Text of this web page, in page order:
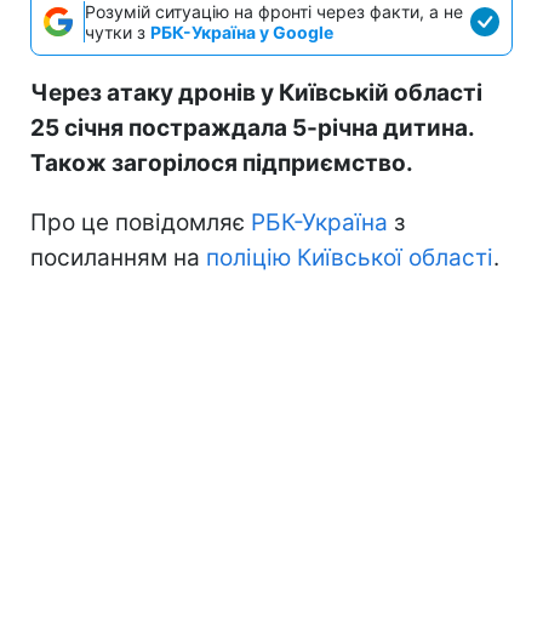
Розумій ситуацію на фронті через факти, а не
чутки з РБК-Україна у Google
Через атаку дронів у Київській області
25 січня постраждала 5-річна дитина.
Також загорілося підприємство.
Про це повідомляє РБК-Україна з
посиланням на поліцію Київської області.